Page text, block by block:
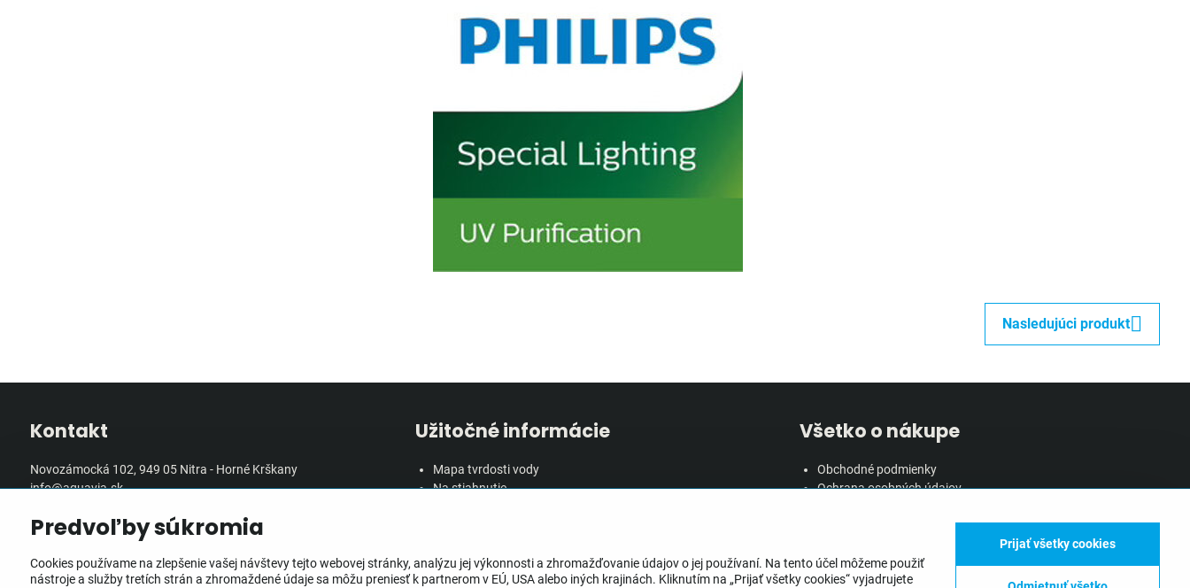
Nasledujúci produkt
Kontakt
Novozámocká 102, 949 05 Nitra - Horné Krškany
info@aquavia.sk
Mapa a podrobné kontakty tu:
Užitočné informácie
Mapa tvrdosti vody
Na stiahnutie
Všetko o nákupe
Obchodné podmienky
Ochrana osobných údajov
Doprava, doručenie a poplatky
Predvoľby súkromia
Cookies používame na zlepšenie vašej návštevy tejto webovej stránky, analýzu jej výkonnosti a zhromažďovanie údajov o jej používaní. Na tento účel môžeme použiť
nástroje a služby tretích strán a zhromaždené údaje sa môžu preniesť k partnerom v EÚ, USA alebo iných krajinách. Kliknutím na „Prijať všetky cookies“ vyjadrujete
Prijať všetky cookies